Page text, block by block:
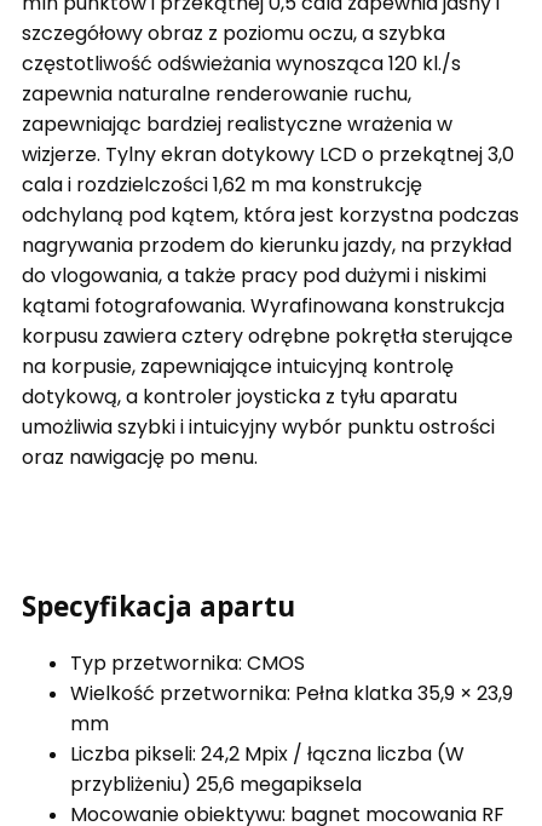
szczegółowy obraz z poziomu oczu, a szybka
częstotliwość odświeżania wynosząca 120 kl./s
zapewnia naturalne renderowanie ruchu,
zapewniając bardziej realistyczne wrażenia w
wizjerze. Tylny ekran dotykowy LCD o przekątnej 3,0
cala i rozdzielczości 1,62 m ma konstrukcję
odchylaną pod kątem, która jest korzystna podczas
nagrywania przodem do kierunku jazdy, na przykład
do vlogowania, a także pracy pod dużymi i niskimi
kątami fotografowania. Wyrafinowana konstrukcja
korpusu zawiera cztery odrębne pokrętła sterujące
na korpusie, zapewniające intuicyjną kontrolę
dotykową, a kontroler joysticka z tyłu aparatu
umożliwia szybki i intuicyjny wybór punktu ostrości
oraz nawigację po menu.
Specyfikacja apartu
Typ przetwornika: CMOS
Wielkość przetwornika: Pełna klatka 35,9 × 23,9
mm
Liczba pikseli: 24,2 Mpix / łączna liczba (W
przybliżeniu) 25,6 megapiksela
Mocowanie obiektywu: bagnet mocowania RF